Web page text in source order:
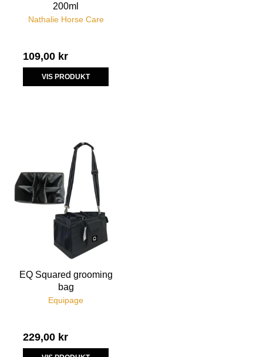
200ml
Nathalie Horse Care
109,00 kr
VIS PRODUKT
EQ Squared grooming
bag
Equipage
229,00 kr